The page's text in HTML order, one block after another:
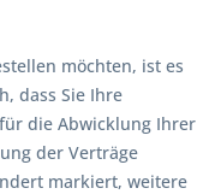
möchten, ist es
dass Sie Ihre
die Abwicklung Ihrer
der Verträge
markiert, weitere